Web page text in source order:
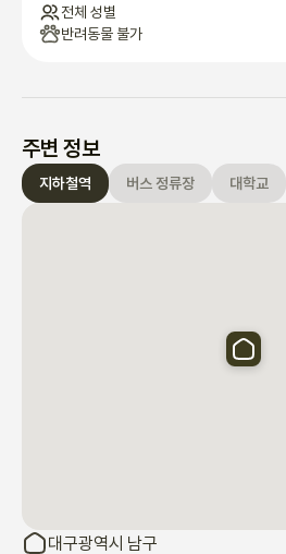
버스편도많음
주위에 생활편의시설 먹거리 많음
전체 성별
반려동물 불가
주변 정보
지하철역 버스 정류장 대학교
대구광역시 남구